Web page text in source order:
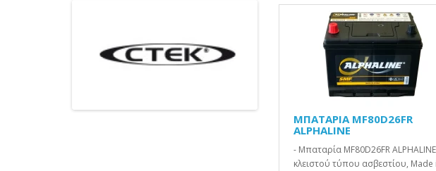
ΜΠΑΤΑΡΙΑ MF80D26FR
ALPHALINE
- Μπαταρία MF80D26FR ALPHALINE
κλειστού τύπου ασβεστίου, Made